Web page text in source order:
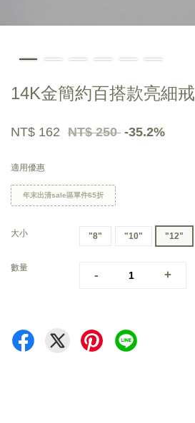
14K金簡約百搭款亮細戒
NT$ 162 NT$ 250 -35.2%
適用優惠
年末出清sale區單件65折
大小 "8" "10" "12"
數量
- +